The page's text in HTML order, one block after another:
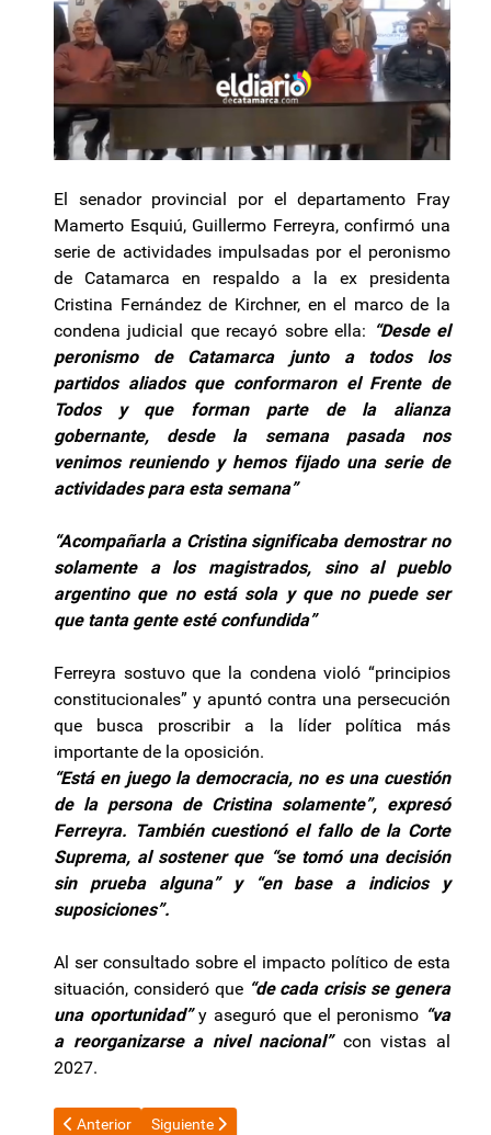
El senador provincial por el departamento Fray
Mamerto Esquiú, Guillermo Ferreyra, confirmó una
serie de actividades impulsadas por el peronismo
de Catamarca en respaldo a la ex presidenta
Cristina Fernández de Kirchner, en el marco de la
condena judicial que recayó sobre ella: “Desde el
peronismo de Catamarca junto a todos los
partidos aliados que conformaron el Frente de
Todos y que forman parte de la alianza
gobernante, desde la semana pasada nos
venimos reuniendo y hemos fijado una serie de
actividades para esta semana”
“Acompañarla a Cristina significaba demostrar no
solamente a los magistrados, sino al pueblo
argentino que no está sola y que no puede ser
que tanta gente esté confundida”
Ferreyra sostuvo que la condena violó “principios
constitucionales” y apuntó contra una persecución
que busca proscribir a la líder política más
importante de la oposición.
“Está en juego la democracia, no es una cuestión
de la persona de Cristina solamente”, expresó
Ferreyra. También cuestionó el fallo de la Corte
Suprema, al sostener que “se tomó una decisión
sin prueba alguna” y “en base a indicios y
suposiciones”.
Al ser consultado sobre el impacto político de esta
situación, consideró que “de cada crisis se genera
una oportunidad”y aseguró que el peronismo “va
a reorganizarse a nivel nacional” con vistas al
2027.
Artículo anterior: Pese a la domiciliaria, la CGT ratificó la
Anterior Artículo siguiente: Durísima reflexión sobre apoyo
Siguiente